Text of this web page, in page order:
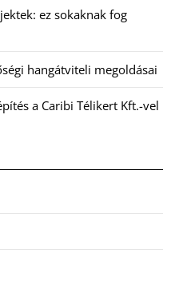
ez sokaknak fog
hangátviteli megoldásai
a Caribi Télikert Kft.-vel